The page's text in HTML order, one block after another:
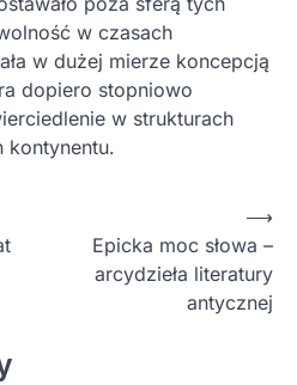
w czasach
w dużej mierze koncepcją
dopiero stopniowo
w strukturach
kontynentu.
Epicka moc słowa –
arcydzieła literatury
antycznej
⟶